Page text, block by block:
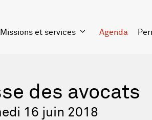
Missions et services Agenda
des avocats
16 juin 2018